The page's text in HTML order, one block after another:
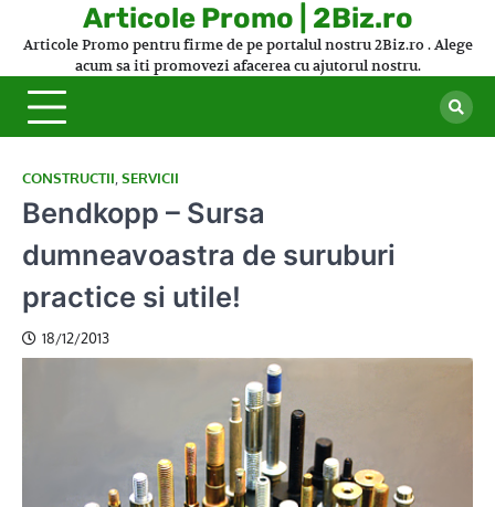
Articole Promo | 2Biz.ro
Articole Promo pentru firme de pe portalul nostru 2Biz.ro . Alege
acum sa iti promovezi afacerea cu ajutorul nostru.
CONSTRUCTII SERVICII
Bendkopp – Sursa
dumneavoastra de suruburi
practice si utile!
18/12/2013